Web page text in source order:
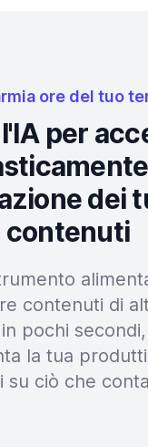
ore del tuo
per
dei
contenuti
contenuti di
pochi
la tua
su ciò che